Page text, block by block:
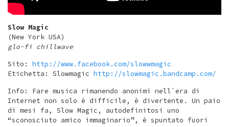
Slow Magic
(New York USA)
glo-fi chillwave
Sito: http://www.facebook.com/slowwmagic
Etichetta: Slowmagic http://slowmagic.bandcamp.com/
Info: Fare musica rimanendo anonimi nell`era di
Internet non solo è difficile, è divertente. Un paio
di mesi fa, Slow Magic, autodefinitosi uno
“sconosciuto amico immaginario”, è spuntato fuori